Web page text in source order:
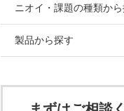
ニオイ・課題の種類か
製品から探す